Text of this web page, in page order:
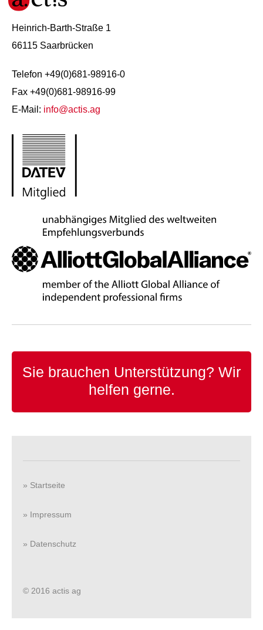
Heinrich-Barth-Straße 1
66115 Saarbrücken
Telefon +49(0)681-98916-0
Fax +49(0)681-98916-99
E-Mail: info@actis.ag
Sie brauchen Unterstützung? Wir
helfen gerne.
» Startseite
» Impressum
» Datenschutz
© 2016 actis ag